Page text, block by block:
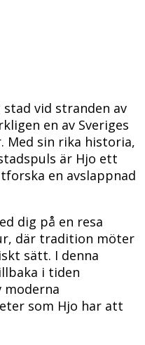
vid stranden av
en av Sveriges
Med sin rika historia,
är Hjo ett
en avslappnad
dig på en resa
där tradition möter
sätt. I denna
i tiden
som Hjo har att